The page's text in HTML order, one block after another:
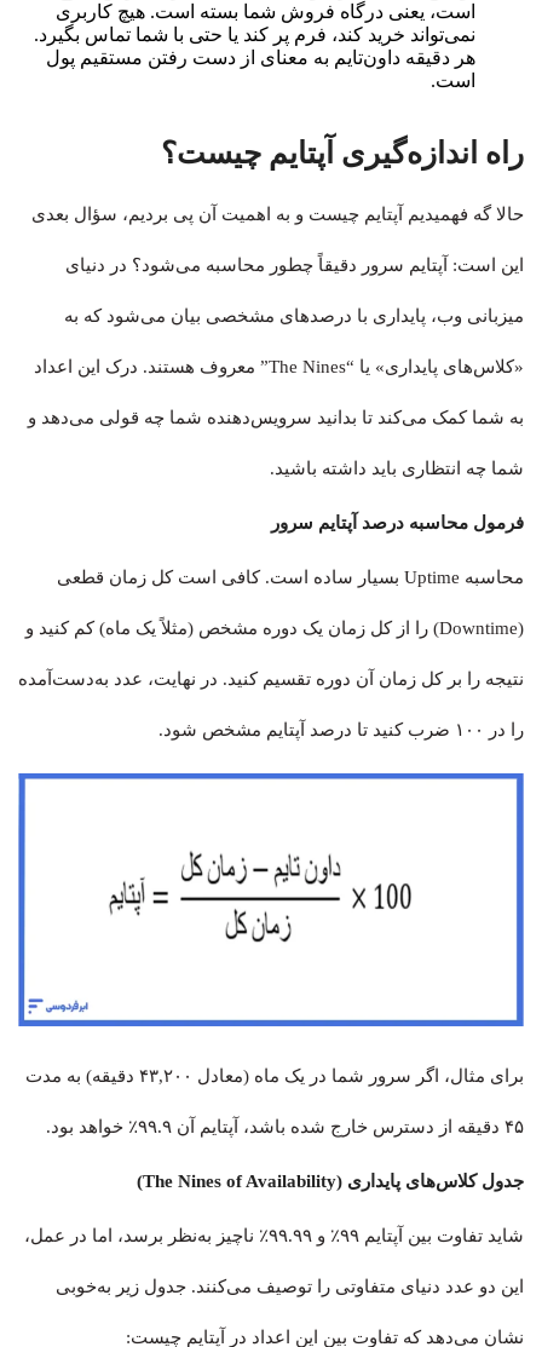
است، یعنی درگاه فروش شما بسته است. هیچ کاربری
نمی‌تواند خرید کند، فرم پر کند یا حتی با شما تماس بگیرد.
هر دقیقه داون‌تایم به معنای از دست رفتن مستقیم پول
است.
راه اندازه‌گیری آپتایم چیست؟
حالا گه فهمیدیم آپتایم چیست و به اهمیت آن پی بردیم، سؤال بعدی
این است: آپتایم سرور دقیقاً چطور محاسبه می‌شود؟ در دنیای
میزبانی وب، پایداری با درصدهای مشخصی بیان می‌شود که به
«کلاس‌های پایداری» یا “The Nines” معروف هستند. درک این اعداد
به شما کمک می‌کند تا بدانید سرویس‌دهنده شما چه قولی می‌دهد و
شما چه انتظاری باید داشته باشید.
فرمول محاسبه درصد آپتایم سرور
محاسبه Uptime بسیار ساده است. کافی است کل زمان قطعی
(Downtime) را از کل زمان یک دوره مشخص (مثلاً یک ماه) کم کنید و
نتیجه را بر کل زمان آن دوره تقسیم کنید. در نهایت، عدد به‌دست‌آمده
را در ۱۰۰ ضرب کنید تا درصد آپتایم مشخص شود.
برای مثال، اگر سرور شما در یک ماه (معادل ۴۳,۲۰۰ دقیقه) به مدت
۴۵ دقیقه از دسترس خارج شده باشد، آپتایم آن ۹۹.۹٪ خواهد بود.
جدول کلاس‌های پایداری (The Nines of Availability)
شاید تفاوت بین آپتایم ۹۹٪ و ۹۹.۹۹٪ ناچیز به‌نظر برسد، اما در عمل،
این دو عدد دنیای متفاوتی را توصیف می‌کنند. جدول زیر به‌خوبی
نشان می‌دهد که تفاوت بین این اعداد در آپتایم چیست: